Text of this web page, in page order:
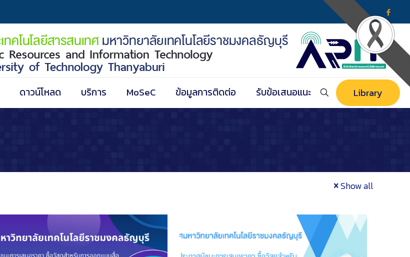
ดาวน์โหลด บริการ MoSeC ข้อมูลการติดต่อ รับข้อเสนอแนะ Library
Show all